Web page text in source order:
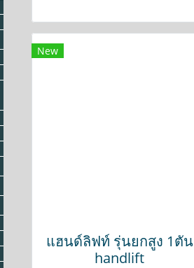
New
แฮนด์ลิฟท์ รุ่นยกสูง 1ตัน
handlift